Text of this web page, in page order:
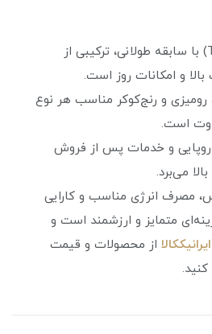
گاز تکنوگس (Tecnogas) با سابقه طولانی، ترکیبی از
بالا و امکانات روز است.
و رنج‌کوکر مناسب هر نوع
است.
و خدمات پس از فروش
می‌برد.
مصرف انرژی مناسب و کارایی
متمایز و ارزشمند است و
ایرانیککالا از محصولات و قیمت